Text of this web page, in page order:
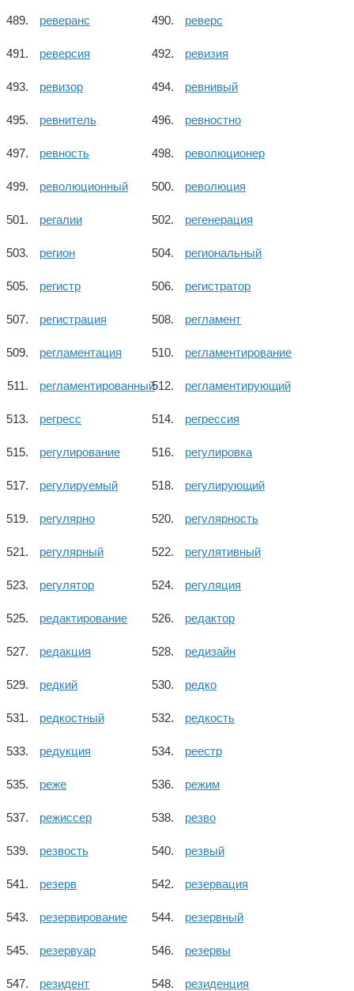
реверанс реверс
реверсия ревизия
ревизор ревнивый
ревнитель ревностно
ревность революционер
революционный революция
регалии регенерация
регион региональный
регистр регистратор
регистрация регламент
регламентация регламентирование
регламентированный регламентирующий
регресс регрессия
регулирование регулировка
регулируемый регулирующий
регулярно регулярность
регулярный регулятивный
регулятор регуляция
редактирование редактор
редакция редизайн
редкий редко
редкостный редкость
редукция реестр
реже режим
режиссер резво
резвость резвый
резерв резервация
резервирование резервный
резервуар резервы
резидент резиденция